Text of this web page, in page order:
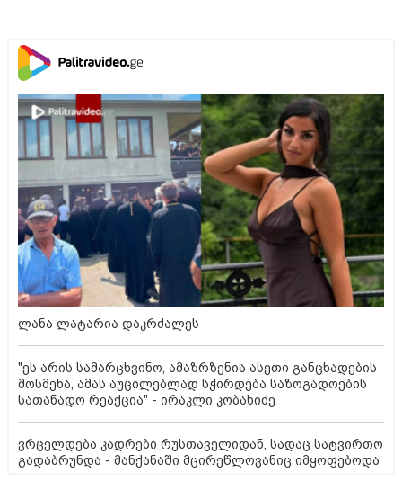
ლანა ლატარია დაკრძალეს
"ეს არის სამარცხვინო, ამაზრზენია ასეთი განცხადების
მოსმენა, ამას აუცილებლად სჭირდება საზოგადოების
სათანადო რეაქცია" - ირაკლი კობახიძე
ვრცელდება კადრები რუსთაველიდან, სადაც სატვირთო
გადაბრუნდა - მანქანაში მცირეწლოვანიც იმყოფებოდა